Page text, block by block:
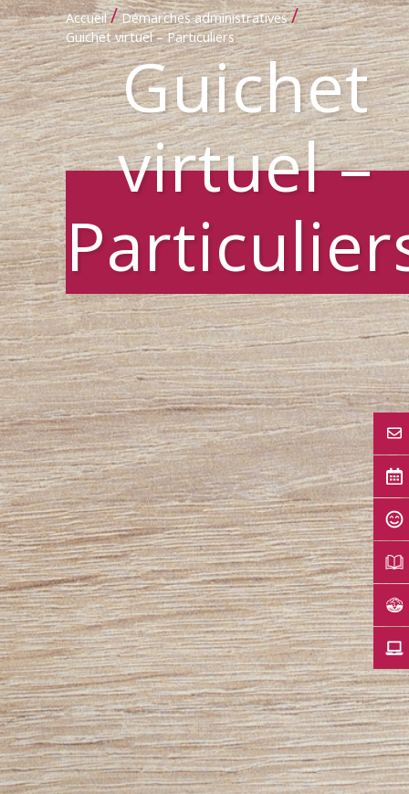
Accueil / Démarches administratives /
Guichet virtuel – Particuliers
Guichet
virtuel –